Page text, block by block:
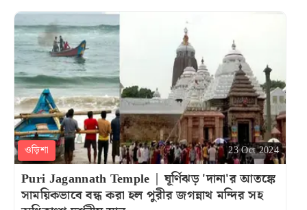
ওড়িশা 23 Oct 2024
Puri Jagannath Temple | ঘূর্ণিঝড় 'দানা'র আতঙ্কে
সাময়িকভাবে বন্ধ করা হল পুরীর জগন্নাথ মন্দির সহ